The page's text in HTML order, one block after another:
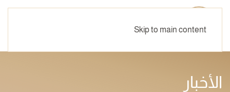
Skip to main content
الأخبار